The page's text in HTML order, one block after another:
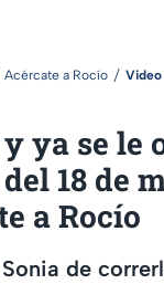
Acércate a Rocío Video
ya se le
18 de
a Rocío
de